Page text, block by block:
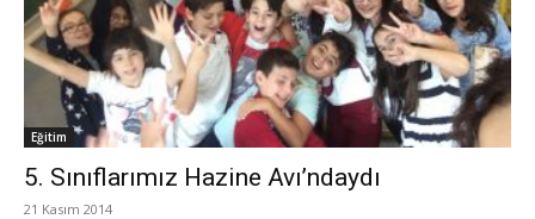
Eğitim
5. Sınıflarımız Hazine Avı’ndaydı
21 Kasım 2014